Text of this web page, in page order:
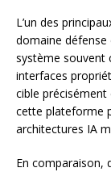
L’un des
domaine défense
système souvent
interfaces
cible
cette plateforme
architectures IA
En comparaison,